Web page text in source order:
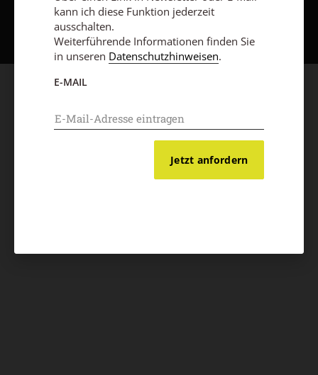
Nach oben
kann ich diese Funktion jederzeit
ausschalten.
Weiterführende Informationen finden Sie
in unseren Datenschutzhinweisen.
E-MAIL
Jetzt anfordern